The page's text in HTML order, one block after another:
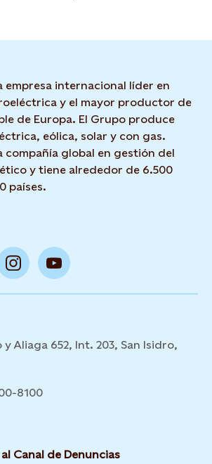
empresa internacional líder en
y el mayor productor de
de Europa. El Grupo produce
eólica, solar y con gas.
compañía global en gestión del
y tiene alrededor de 6.500
países.
y Aliaga 652, Int. 203, San Isidro,
8100
Canal de Denuncias